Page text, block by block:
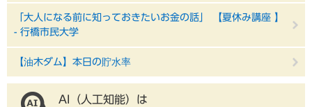
「大人になる前に知っておきたいお金の話」 【夏休み講座 】
- 行橋市民大学
【油木ダム】本日の貯水率
AI（人工知能）は